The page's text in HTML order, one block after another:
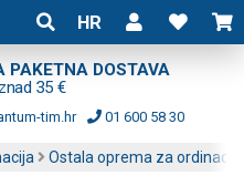
HR
PAKETNA DOSTAVA
35 €
tim.hr 01 600 58 30
Ostala oprema za ordinacije